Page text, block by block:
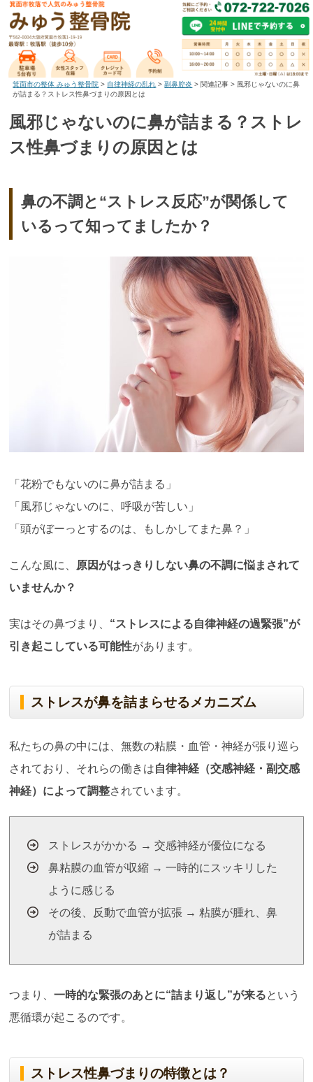
箕面市の整体 みゅう整骨院 > 自律神経の乱れ >副鼻腔炎 > 関連記事 > 風邪じゃないのに鼻
が詰まる？ストレス性鼻づまりの原因とは
風邪じゃないのに鼻が詰まる？ストレ
ス性鼻づまりの原因とは
鼻の不調と“ストレス反応”が関係して
いるって知ってましたか？
「花粉でもないのに鼻が詰まる」
「風邪じゃないのに、呼吸が苦しい」
「頭がぼーっとするのは、もしかしてまた鼻？」
こんな風に、 原因がはっきりしない鼻の不調に悩まされて
いませんか？
実はその鼻づまり、 “ストレスによる自律神経の過緊張”が
引き起こしている可能性があります。
ストレスが鼻を詰まらせるメカニズム
私たちの鼻の中には、無数の粘膜・血管・神経が張り巡ら
されており、それらの働きは自律神経（交感神経・副交感
神経）によって調整されています。
ストレスがかかる → 交感神経が優位になる
鼻粘膜の血管が収縮 → 一時的にスッキリした
ように感じる
その後、反動で血管が拡張 → 粘膜が腫れ、鼻
が詰まる
つまり、一時的な緊張のあとに“詰まり返し”が来るという
悪循環が起こるのです。
ストレス性鼻づまりの特徴とは？